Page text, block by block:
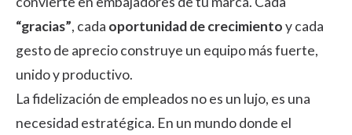
“gracias”, cada oportunidad de crecimientoy cada
gesto de aprecio construye un equipo más fuerte,
unido y productivo.
La fidelización de empleados no es un lujo, es una
necesidad estratégica. En un mundo donde el